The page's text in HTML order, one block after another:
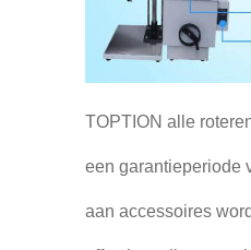
TOPTION alle
een garantieperiode
aan accessoires